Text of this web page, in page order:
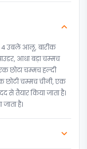
4 उबले आलू, बारीक
आधा बड़ा चम्मच
छोटा चम्मच हल्दी
छोटी चम्मच चीनी, एक
से तैयार किया जाता है।
है।